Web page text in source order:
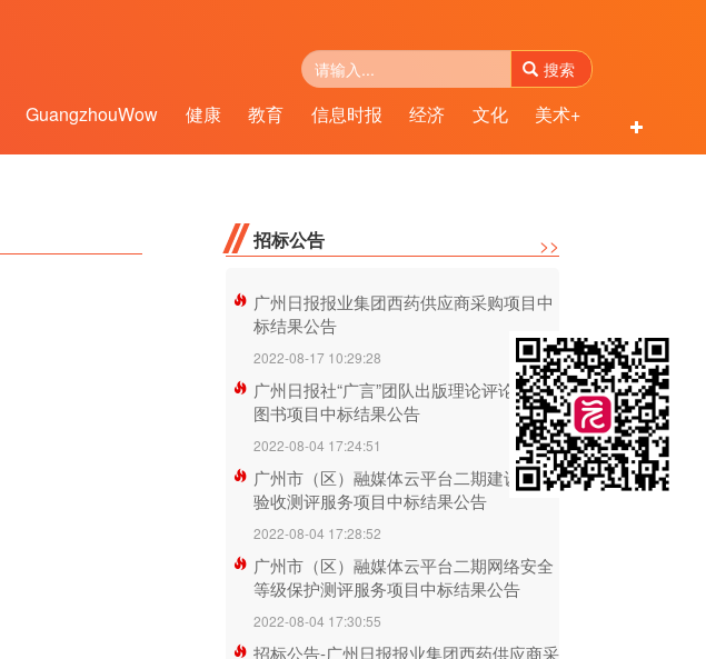
搜索
GuangzhouWow 健康 教育 信息时报 经济 文化 美术+
招标公告 >>
广州日报报业集团西药供应商采购项目中
标结果公告
2022-08-17 10:29:28
广州日报社“广言”团队出版理论评论方面
图书项目中标结果公告
2022-08-04 17:24:51
广州市（区）融媒体云平台二期建设项目
验收测评服务项目中标结果公告
2022-08-04 17:28:52
广州市（区）融媒体云平台二期网络安全
等级保护测评服务项目中标结果公告
2022-08-04 17:30:55
招标公告-广州日报报业集团西药供应商采